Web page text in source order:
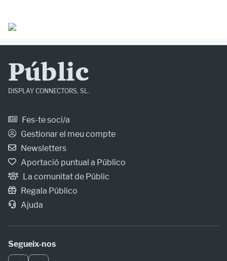
Públic
DISPLAY CONNECTORS, SL.
Fes-te soci/a
Gestionar el meu compte
Newsletters
Aportació puntual a Público
La comunitat de Públic
Regala Público
Ajuda
Segueix-nos